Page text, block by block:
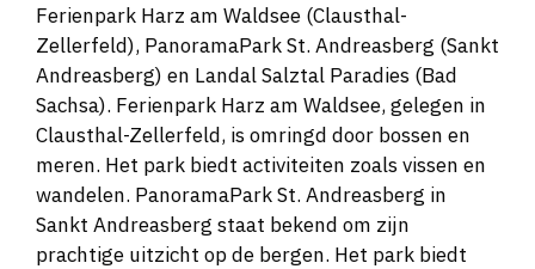
Ferienpark Harz am Waldsee (Clausthal-
Zellerfeld), PanoramaPark St. Andreasberg (Sankt
Andreasberg) en Landal Salztal Paradies (Bad
Sachsa). Ferienpark Harz am Waldsee, gelegen in
Clausthal-Zellerfeld, is omringd door bossen en
meren. Het park biedt activiteiten zoals vissen en
wandelen. PanoramaPark St. Andreasberg in
Sankt Andreasberg staat bekend om zijn
prachtige uitzicht op de bergen. Het park biedt